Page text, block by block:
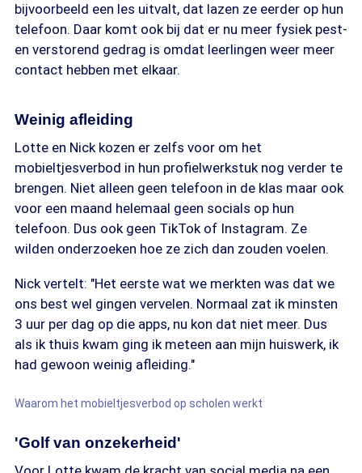
bijvoorbeeld een les uitvalt, dat lazen ze eerder op hun
telefoon. Daar komt ook bij dat er nu meer fysiek pest-
en verstorend gedrag is omdat leerlingen weer meer
contact hebben met elkaar.
Weinig afleiding
Lotte en Nick kozen er zelfs voor om het
mobieltjesverbod in hun profielwerkstuk nog verder te
brengen. Niet alleen geen telefoon in de klas maar ook
voor een maand helemaal geen socials op hun
telefoon. Dus ook geen TikTok of Instagram. Ze
wilden onderzoeken hoe ze zich dan zouden voelen.
Nick vertelt: "Het eerste wat we merkten was dat we
ons best wel gingen vervelen. Normaal zat ik minsten
3 uur per dag op die apps, nu kon dat niet meer. Dus
als ik thuis kwam ging ik meteen aan mijn huiswerk, ik
had gewoon weinig afleiding."
Waarom het mobieltjesverbod op scholen werkt
'Golf van onzekerheid'